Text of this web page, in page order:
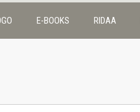
Publicaciones
Editorial
E-BOOKS RIDAA